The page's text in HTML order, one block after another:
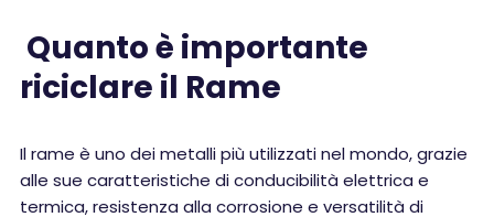
Quanto è importante
riciclare il Rame
Il rame è uno dei metalli più utilizzati nel mondo, grazie
alle sue caratteristiche di conducibilità elettrica e
termica, resistenza alla corrosione e versatilità di